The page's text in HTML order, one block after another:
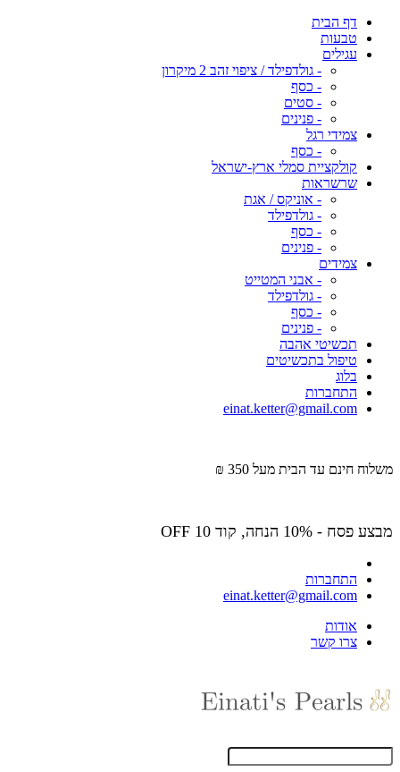
דף הבית
טבעות
עגילים
- גולדפילד / ציפוי זהב 2 מיקרון
- כסף
- סטים
- פנינים
צמידי רגל
- כסף
קולקציית סמלי ארץ-ישראל
שרשראות
- אוניקס / אגת
- גולדפילד
- כסף
- פנינים
צמידים
- אבני המטייט
- גולדפילד
- כסף
- פנינים
תכשיטי אהבה
טיפול בתכשיטים
בלוג
התחברות
einat.ketter@gmail.com
משלוח חינם עד הבית מעל 350 ₪
מבצע פסח - 10% הנחה, קוד OFF 10
התחברות
einat.ketter@gmail.com
אודות
צרו קשר